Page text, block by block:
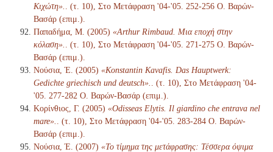
Κιχώτη».
. (τ. 10), Στο Μετάφραση '04-'05. 252-256 Ο. Βαρών-
Βασάρ (επιμ.).
Παπαδήμα, Μ. (2005) «Arthur Rimbaud. Μια εποχή στην
κόλαση».
. (τ. 10), Στο Μετάφραση '04-'05. 271-275 Ο. Βαρών-
Βασάρ (επιμ.).
Νούσια, Έ. (2005) «Konstantin Kavafis. Das Hauptwerk:
Gedichte griechisch und deutsch».
. (τ. 10), Στο Μετάφραση '04-
'05. 277-282 Ο. Βαρών-Βασάρ (επιμ.).
Κορίνθιος, Γ. (2005) «Odisseas Elytis. Il giardino che entrava nel
mare».
. (τ. 10), Στο Μετάφραση '04-'05. 283-284 Ο. Βαρών-
Βασάρ (επιμ.).
Νούσια, Έ. (2007) «Το τίμημα της μετάφρασης: Τέσσερα όψιμα